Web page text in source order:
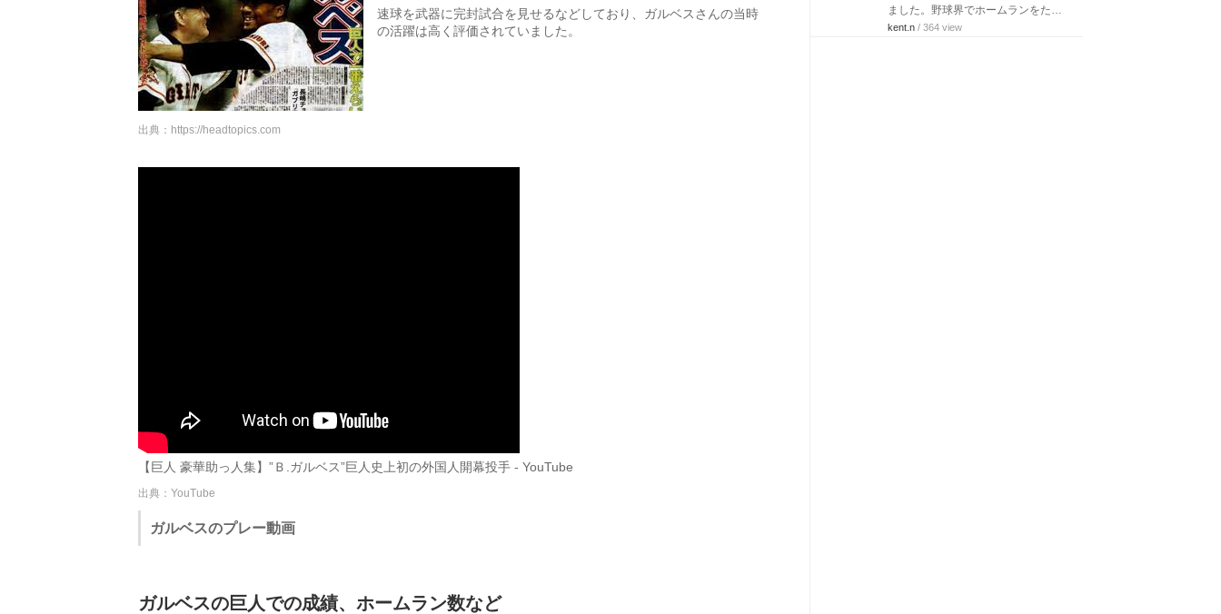
速球を武器に完封試合を見せるなどしており、ガルベスさんの当時
の活躍は高く評価されていました。
出典： https://headtopics.com
【巨人 豪華助っ人集】”Ｂ.ガルベス”巨人史上初の外国人開幕投手 - YouTube
出典：YouTube
ガルベスのプレー動画
ガルベスの巨人での成績、ホームラン数など
ました。野球界でホームランをた…
kent.n / 364 view